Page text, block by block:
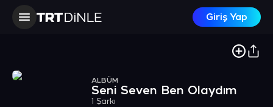
Giriş Yap
ALBÜM
Seni Seven Ben Olaydım
1 Şarkı